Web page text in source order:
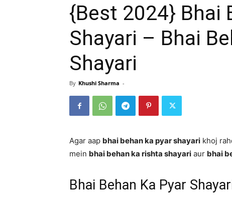
{Best 2024} Bhai
Shayari – Bhai
Shayari
By Khushi Sharma -
Agar aap bhai behan ka pyar shayari khoj
mein bhai behan ka rishta shayari aur bhai
Bhai Behan Ka Pyar